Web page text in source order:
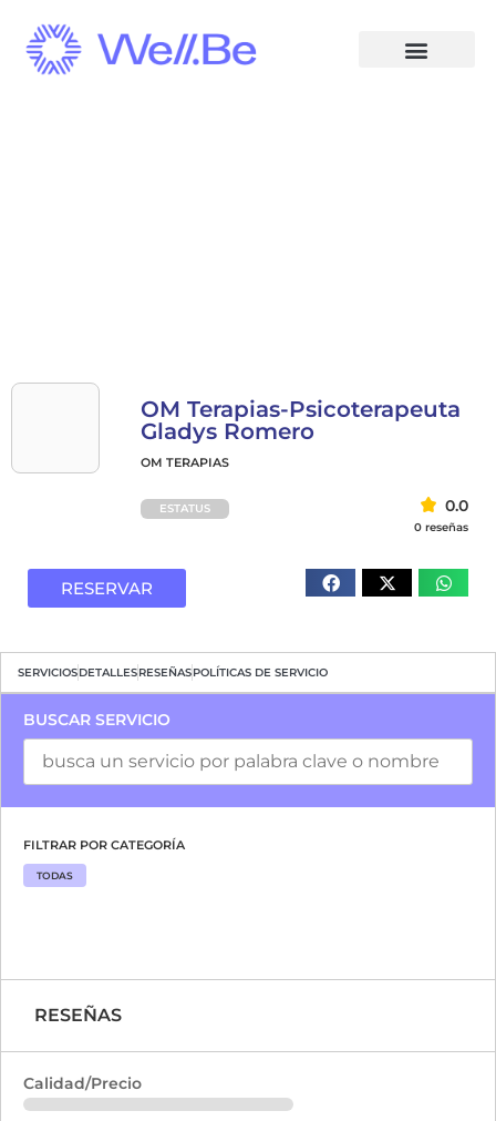
OM Terapias-Psicoterapeuta
Gladys Romero
OM TERAPIAS
ESTATUS 0.0
0 reseñas
RESERVAR
SERVICIOSDETALLESRESEÑASPOLÍTICAS DE SERVICIO
BUSCAR SERVICIO
FILTRAR POR CATEGORÍA
TODAS
RESEÑAS
Calidad/Precio